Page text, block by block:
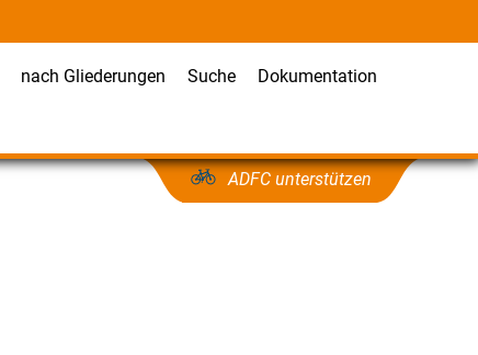
nach Gliederungen Suche Dokumentation
ADFC unterstützen